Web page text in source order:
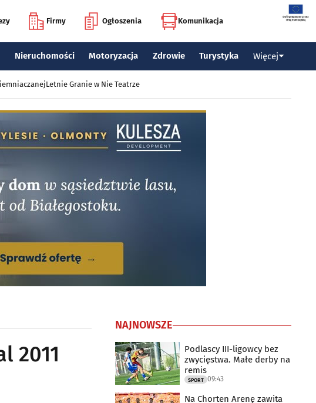
Firmy Ogłoszenia Komunikacja
Nieruchomości Motoryzacja Zdrowie Turystyka Więcej
Letnie Granie w Nie Teatrze
2011
NAJNOWSZE
Podlascy III-ligowcy bez
zwycięstwa. Małe derby na
remis
SPORT 09:43
Na Chorten Arenę zawita